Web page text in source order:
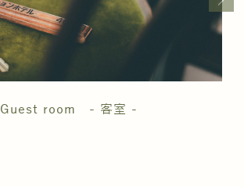
Guest room - 客室 -